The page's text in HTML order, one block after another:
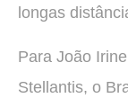
longas
Para João
Stellantis, o